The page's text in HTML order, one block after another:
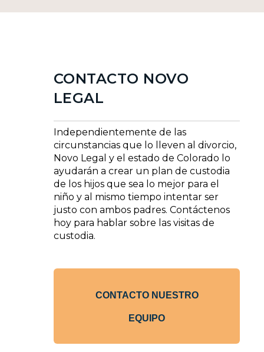
CONTACTO NOVO
LEGAL
Independientemente de las
circunstancias que lo lleven al divorcio,
Novo Legal y el estado de Colorado lo
ayudarán a crear un plan de custodia
de los hijos que sea lo mejor para el
niño y al mismo tiempo intentar ser
justo con ambos padres. Contáctenos
hoy para hablar sobre las visitas de
custodia.
CONTACTO NUESTRO
EQUIPO